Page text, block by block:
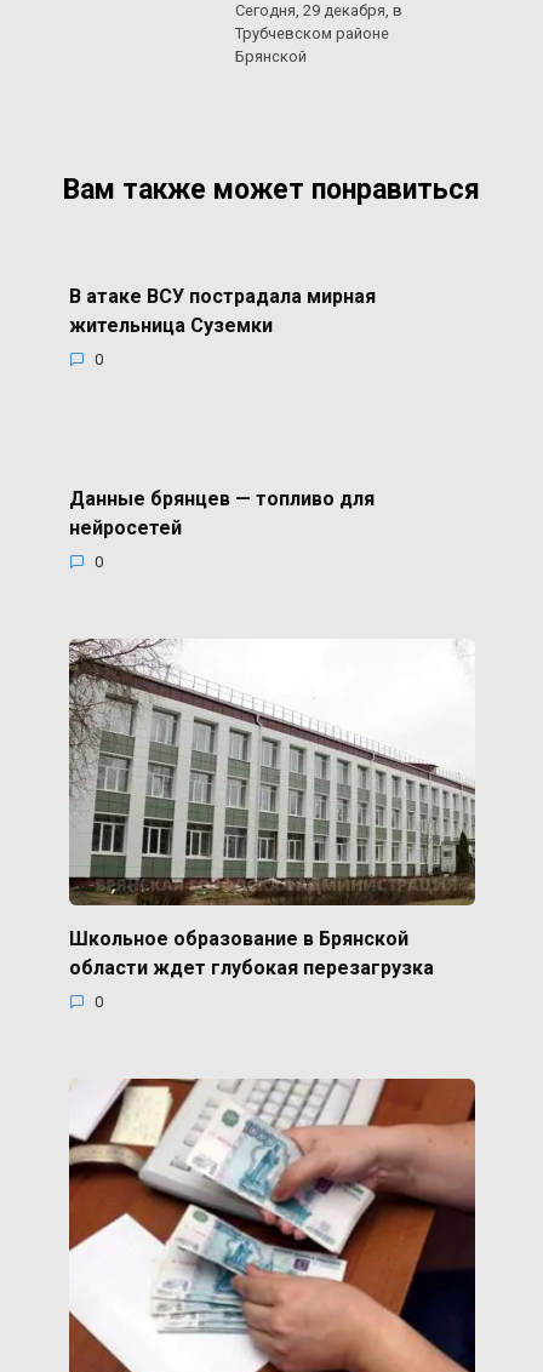
Сегодня, 29 декабря, в
Трубчевском районе
Брянской
Вам также может понравиться
В атаке ВСУ пострадала мирная
жительница Суземки
0
Данные брянцев — топливо для
нейросетей
0
Школьное образование в Брянской
области ждет глубокая перезагрузка
0